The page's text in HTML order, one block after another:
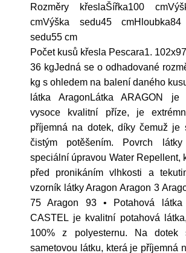
Rozměry křeslaŠířka100
cmVýška sedu45 cmHloubka84
sedu55 cm
Počet kusů křesla Pescara1.
36 kgJedná se o odhadované
kg s ohledem na balení daného
látka AragonLátka ARAGON je
vysoce kvalitní příze, je
příjemná na dotek, díky čemuž je
čistým potěšením. Povrch
speciální úpravou Water Repellent,
před pronikáním vlhkosti a
vzorník látky Aragon Aragon 3
75 Aragon 93 • Potahová látka
CASTEL je kvalitní potahová
100% z polyesternu. Na
sametovou látku, která je příjemná